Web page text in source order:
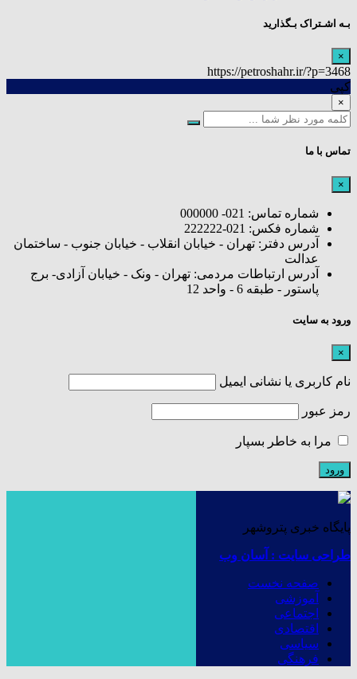
بـه اشـتراک بـگذارید
×
https://petroshahr.ir/?p=3468
کپی
×
تماس با ما
×
شماره تماس: 021- 000000
شماره فکس: 021-222222
آدرس دفتر: تهران - خیابان انقلاب - خیابان جنوب - ساختمان
عدالت
آدرس ارتباطات مردمی: تهران - ونک - خیابان آزادی- برج
پاستور - طبقه 6 - واحد 12
ورود به سایت
×
نام کاربری یا نشانی ایمیل
رمز عبور
مرا به خاطر بسپار
پایگاه خبری پتروشهر
طراحی سایت : آسان وب
صفحه نخست
آموزشی
اجتماعی
اقتصادی
سیاسی
فرهنگی